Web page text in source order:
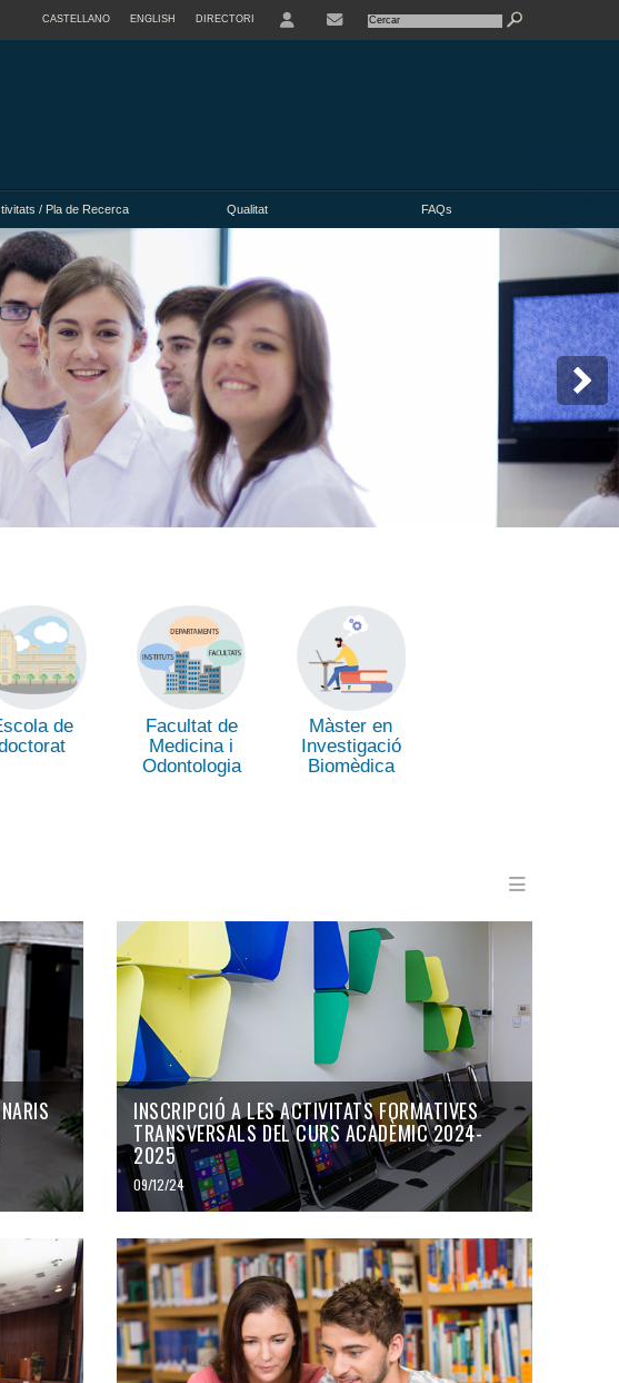
CASTELLANO ENGLISH DIRECTORI
/ Pla de Recerca Qualitat FAQs
de
Facultat de
Medicina i
Odontologia
Màster en
Investigació
Biomèdica
Menu
INSCRIPCIÓ A LES ACTIVITATS FORMATIVES
TRANSVERSALS DEL CURS ACADÈMIC 2024-
2025
09/12/24